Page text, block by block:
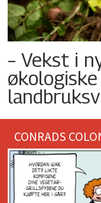
– Vekst i
økologiske
CONRADS